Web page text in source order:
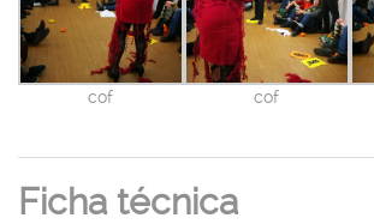
cof cof
Ficha técnica